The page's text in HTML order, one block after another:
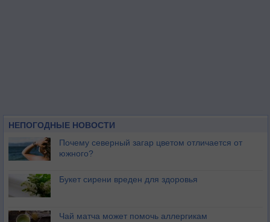
НЕПОГОДНЫЕ НОВОСТИ
Почему северный загар цветом отличается от
южного?
Букет сирени вреден для здоровья
Чай матча может помочь аллергикам